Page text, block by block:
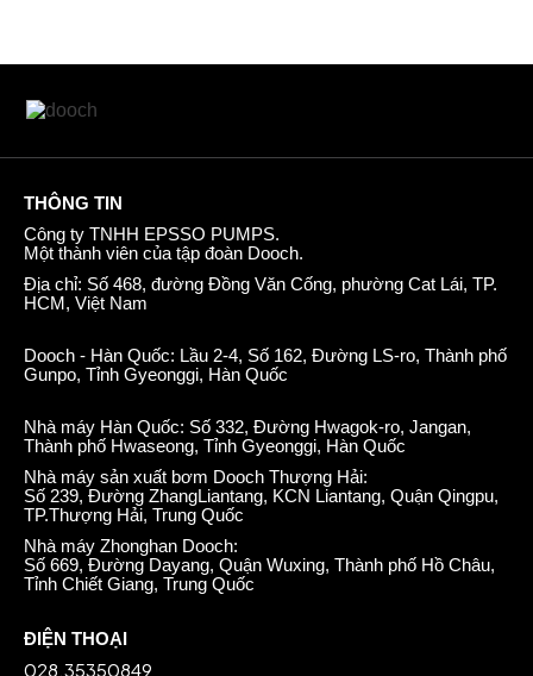
THÔNG TIN
Công ty TNHH EPSSO PUMPS.
Một thành viên của tập đoàn Dooch.
Địa chỉ: Số 468, đường Đồng Văn Cống, phường Cat Lái, TP.
HCM, Việt Nam
Dooch - Hàn Quốc: Lầu 2-4, Số 162, Đường LS-ro, Thành phố
Gunpo, Tỉnh Gyeonggi, Hàn Quốc
Nhà máy Hàn Quốc: Số 332, Đường Hwagok-ro, Jangan,
Thành phố Hwaseong, Tỉnh Gyeonggi, Hàn Quốc
Nhà máy sản xuất bơm Dooch Thượng Hải:
Số 239, Đường ZhangLiantang, KCN Liantang, Quận Qingpu,
TP.Thượng Hải, Trung Quốc
Nhà máy Zhonghan Dooch:
Số 669, Đường Dayang, Quận Wuxing, Thành phố Hồ Châu,
Tỉnh Chiết Giang, Trung Quốc
ĐIỆN THOẠI
028.35350849